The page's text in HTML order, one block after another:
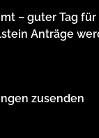
– guter Tag für
Anträge
zusenden